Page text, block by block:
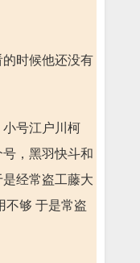
时候他还没有
号江户川柯
，黑羽快斗和
经常盗工藤大
不够 于是常盗